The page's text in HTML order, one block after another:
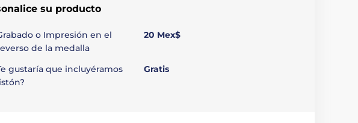
su producto
o Impresión en el
de la medalla
20 Mex$
gustaría que incluyéramos
Gratis